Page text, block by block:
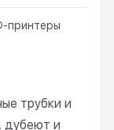
принтеры
трубки и
дубеют и